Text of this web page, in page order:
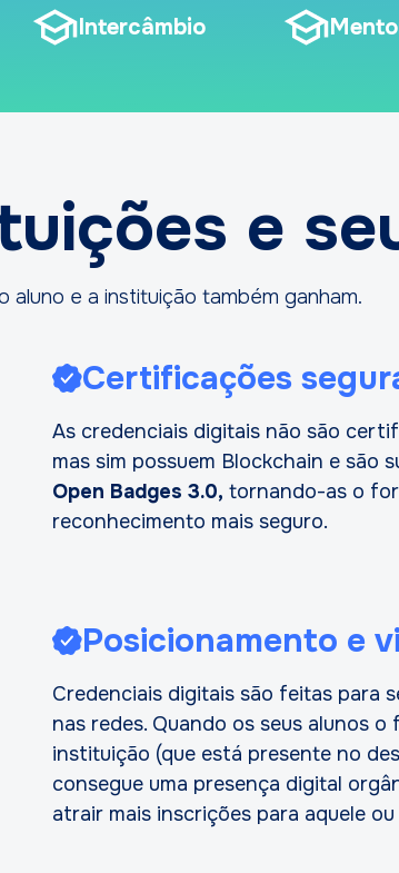
Intercâmbio
e
aluno e a instituição também ganham.
Certificações
As credenciais digitais não são
mas sim possuem Blockchain e são
Open Badges 3.0, tornando-as o
reconhecimento mais seguro.
Posicionamento e
Credenciais digitais são feitas para
nas redes. Quando os seus alunos o
instituição (que está presente no
consegue uma presença digital
atrair mais inscrições para aquele